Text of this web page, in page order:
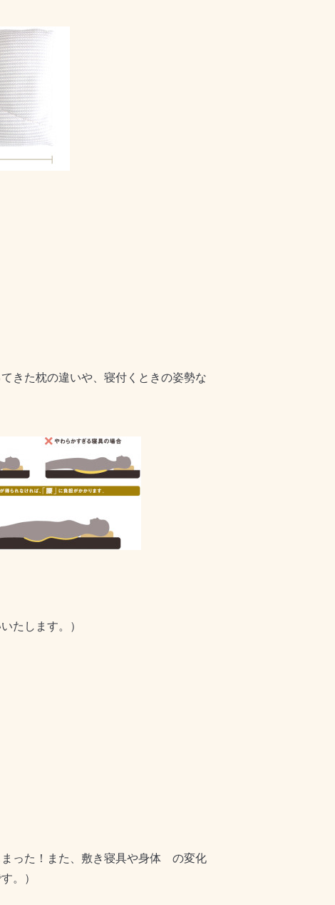
きた枕の違いや、寝付くときの姿勢な
たします。）
った！また、敷き寝具や身体 の変化
。）